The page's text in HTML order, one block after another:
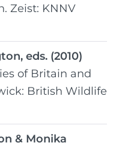
Zeist: KNNV
eds. (2010)
of Britain and
British Wildlife
& Monika